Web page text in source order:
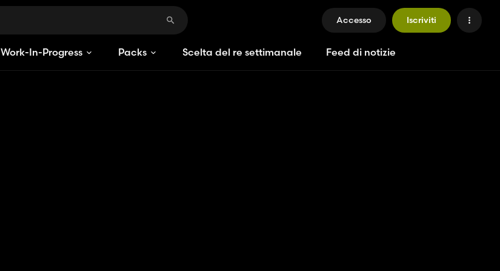
Accesso Iscriviti
Work-In-Progress Packs Scelta del re settimanale Feed di notizie